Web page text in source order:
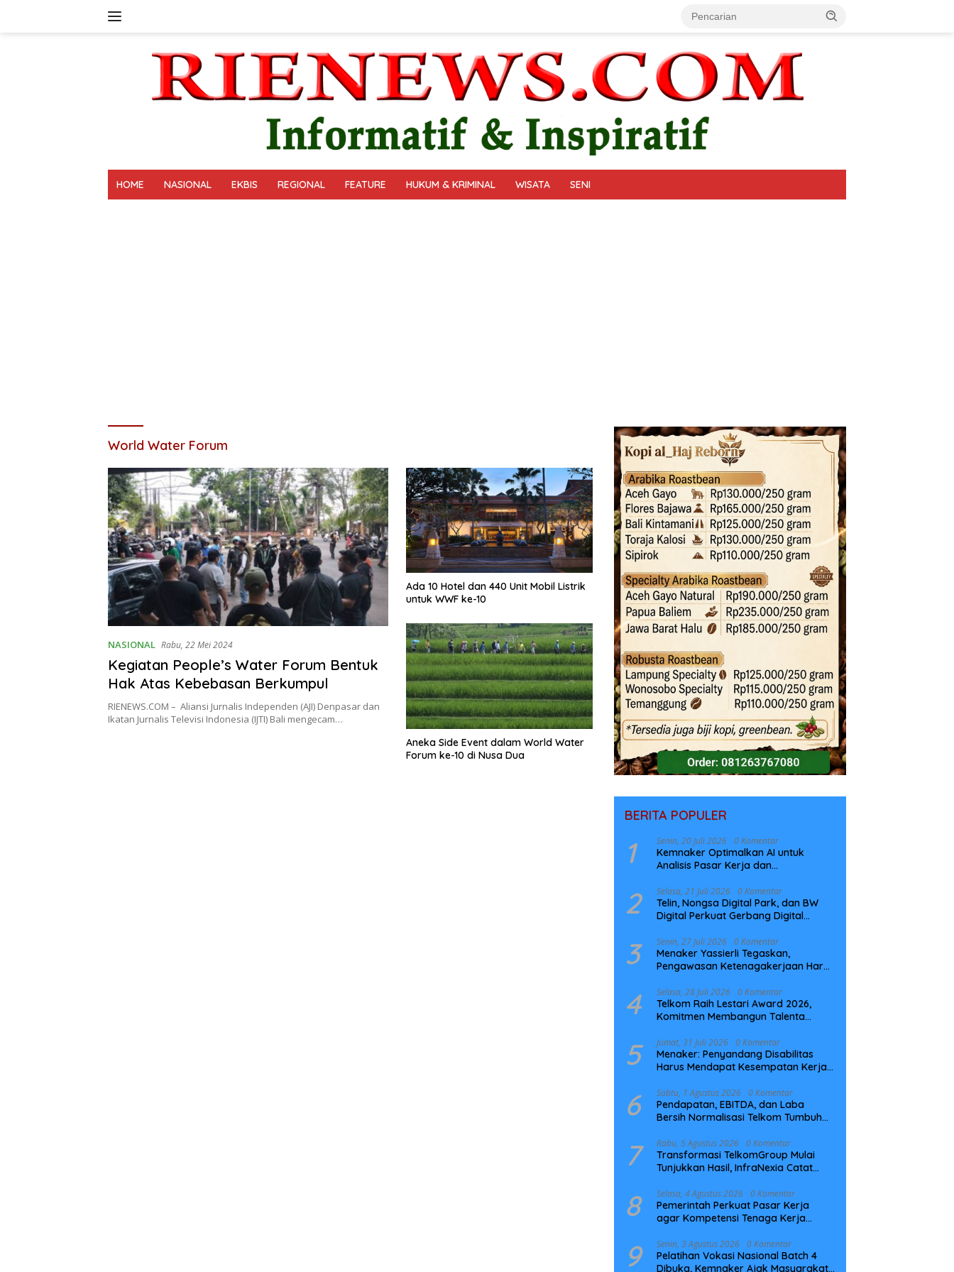
HOME NASIONAL EKBIS REGIONAL FEATURE HUKUM & KRIMINAL WISATA SENI
World Water Forum
NASIONAL Rabu, 22 Mei 2024
Kegiatan People’s Water Forum Bentuk
Hak Atas Kebebasan Berkumpul
RIENEWS.COM – Aliansi Jurnalis Independen (AJI) Denpasar dan
Ikatan Jurnalis Televisi Indonesia (IJTI) Bali mengecam…
Ada 10 Hotel dan 440 Unit Mobil Listrik
untuk WWF ke-10
Aneka Side Event dalam World Water
Forum ke-10 di Nusa Dua
BERITA POPULER
1 Senin, 20 Juli 2026 0 Komentar
Kemnaker Optimalkan AI untuk
Analisis Pasar Kerja dan
2 Selasa, 21 Juli 2026 0 Komentar
Telin, Nongsa Digital Park, dan BW
Digital Perkuat Gerbang Digital
NCC
3 Senin, 27 Juli 2026 0 Komentar
Menaker Yassierli Tegaskan,
Pengawasan Ketenagakerjaan Harus
4 Selasa, 28 Juli 2026 0 Komentar
Telkom Raih Lestari Award 2026,
Komitmen Membangun Talenta
5 Jumat, 31 Juli 2026 0 Komentar
Menaker: Penyandang Disabilitas
Harus Mendapat Kesempatan Kerja
6 Sabtu, 1 Agustus 2026 0 Komentar
Pendapatan, EBITDA, dan Laba
Bersih Normalisasi Telkom Tumbuh
7 Rabu, 5 Agustus 2026 0 Komentar
Transformasi TelkomGroup Mulai
Tunjukkan Hasil, InfraNexia Catat
Digital Nasional
8 Selasa, 4 Agustus 2026 0 Komentar
Pemerintah Perkuat Pasar Kerja
agar Kompetensi Tenaga Kerja
9 Senin, 3 Agustus 2026 0 Komentar
Pelatihan Vokasi Nasional Batch 4
Dibuka, Kemnaker Ajak Masyarakat